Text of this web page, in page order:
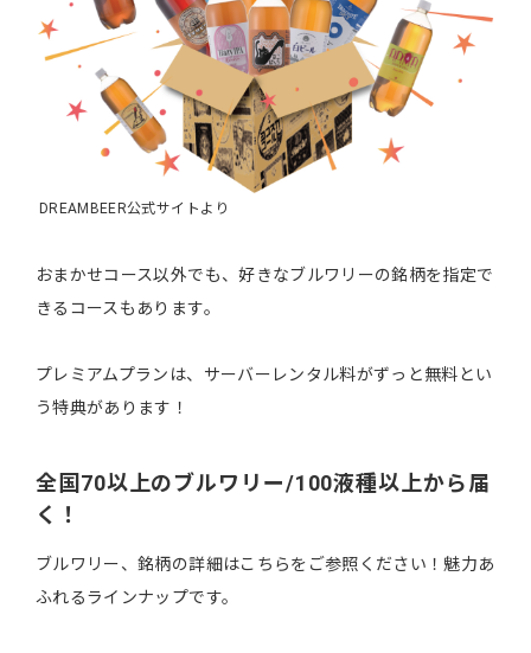
DREAMBEER公式サイトより
おまかせコース以外でも、好きなブルワリーの銘柄を指定で
きるコースもあります。
プレミアムプランは、サーバーレンタル料がずっと無料とい
う特典があります！
全国70以上のブルワリー/100液種以上から届
く！
ブルワリー、銘柄の詳細はこちらをご参照ください！魅力あ
ふれるラインナップです。